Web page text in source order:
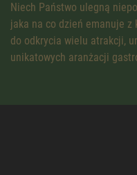
Niech Państwo ulegną
jaka na co dzień emanuje z
do odkrycia wielu atrakcji,
unikatowych aranżacji